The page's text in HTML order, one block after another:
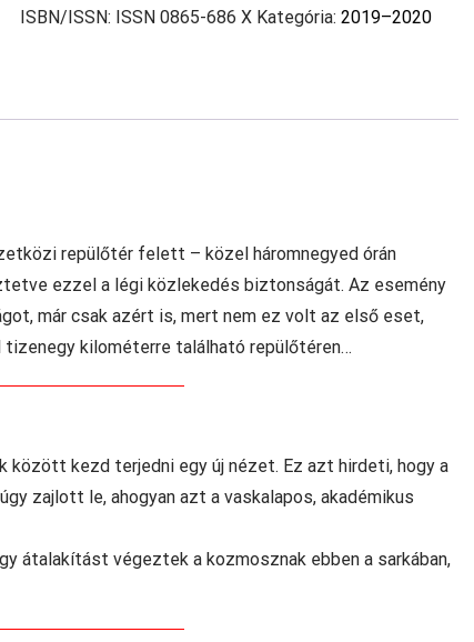
ISBN/ISSN: ISSN 0865-686 X Kategória:2019–2020
repülőtér felett – közel háromnegyed órán
ezzel a légi közlekedés biztonságát. Az esemény
már csak azért is, mert nem ez volt az első eset,
kilométerre található repülőtéren…
között kezd terjedni egy új nézet. Ez azt hirdeti, hogy a
zajlott le, ahogyan azt a vaskalapos, akadémikus
átalakítást végeztek a kozmosznak ebben a sarkában,